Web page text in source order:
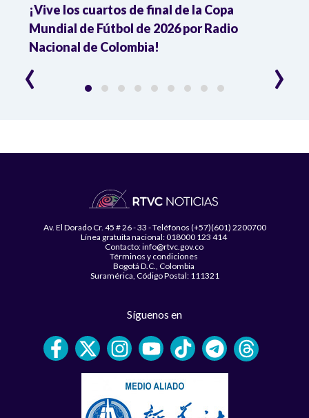
¡Vive los cuartos de final de la Copa
Mundial de Fútbol de 2026 por Radio
Nacional de Colombia!
‹ ›
Av. El Dorado Cr. 45 # 26 - 33 - Teléfonos (+57)(601) 2200700
Línea gratuita nacional: 018000 123 414
Contacto: info@rtvc.gov.co
Términos y condiciones
Bogotá D.C., Colombia
Suramérica, Código Postal: 111321
Síguenos en